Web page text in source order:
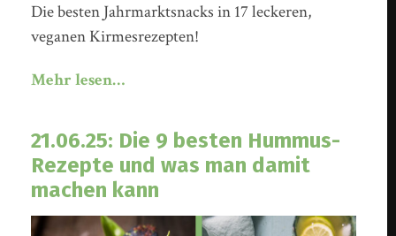
Die besten Jahrmarktsnacks in 17 leckeren,
veganen Kirmesrezepten!
Mehr lesen…
21.06.25: Die 9 besten Hummus-
Rezepte und was man damit
machen kann